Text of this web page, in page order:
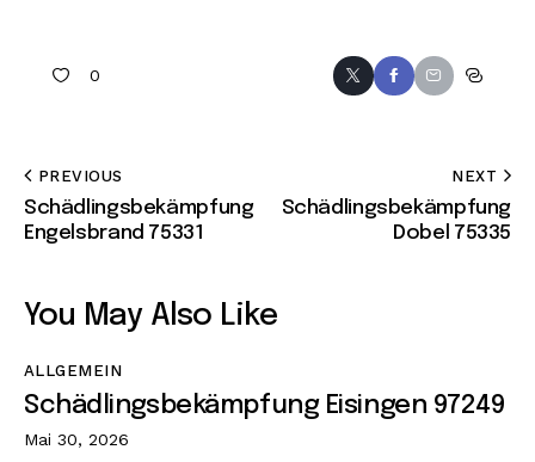
0
PREVIOUS
Schädlingsbekämpfung
Engelsbrand 75331
NEXT
Schädlingsbekämpfung
Dobel 75335
You May Also Like
ALLGEMEIN
Schädlingsbekämpfung Eisingen 97249
Mai 30, 2026